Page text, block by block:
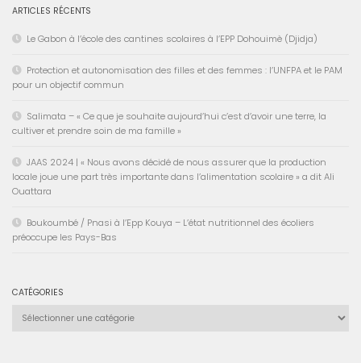
ARTICLES RÉCENTS
Le Gabon à l’école des cantines scolaires à l’EPP Dohouimè (Djidja)
Protection et autonomisation des filles et des femmes : l’UNFPA et le PAM
pour un objectif commun
Salimata – « Ce que je souhaite aujourd’hui c’est d’avoir une terre, la
cultiver et prendre soin de ma famille »
JAAS 2024 | « Nous avons décidé de nous assurer que la production
locale joue une part très importante dans l’alimentation scolaire » a dit Ali
Ouattara
Boukoumbé / Pnasi à l’Epp Kouya – L’état nutritionnel des écoliers
préoccupe les Pays-Bas
CATÉGORIES